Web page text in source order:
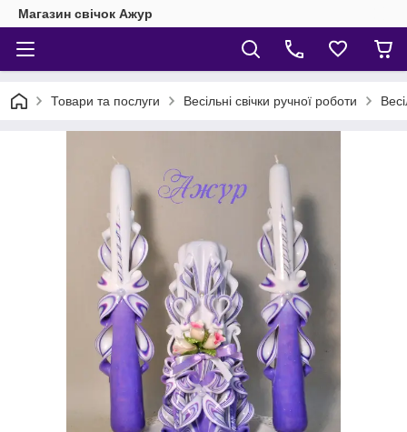
Магазин свічок Ажур
Товари та послуги Весільні свічки ручної роботи